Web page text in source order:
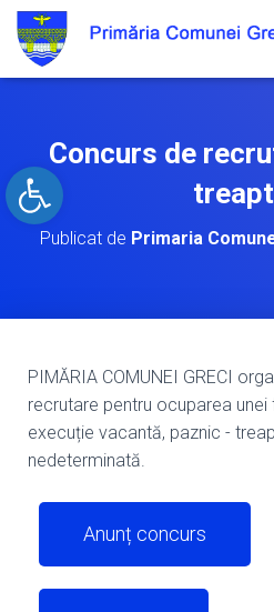
Open toolbar
Concurs de
Publicat de Primaria
PIMĂRIA COMUNEI GRECI
recrutare pentru ocuparea
execuție vacantă, paznic -
nedeterminată.
Anunț concurs